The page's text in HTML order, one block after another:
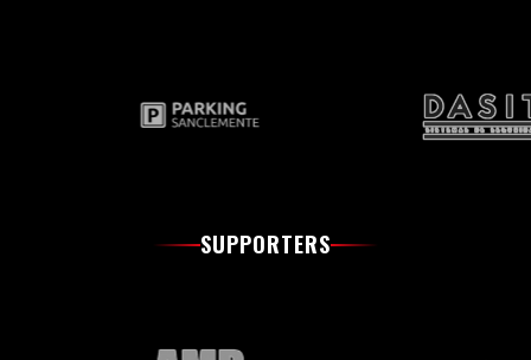
SUPPORTERS